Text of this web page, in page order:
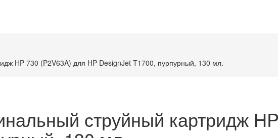
HP 730 (P2V63A) для HP DesignJet T1700, пурпурный, 130 мл.
струйный картридж